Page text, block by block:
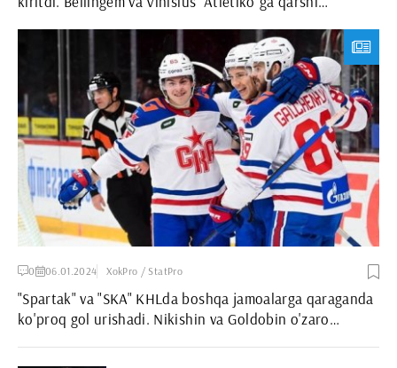
0 06.01.2024 XokPro / StatPro
"Spartak" va "SKA" KHLda boshqa jamoalarga qaraganda
ko'proq gol urishadi. Nikishin va Goldobin o'zaro